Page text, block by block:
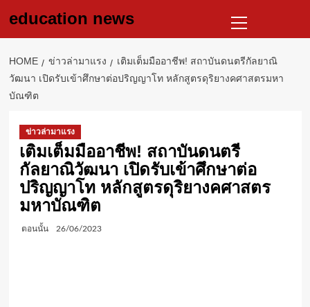
education news
Menu
HOME ข่าวล่ามาแรง
เติมเต็มมืออาชีพ! สถาบันดนตรีกัลยาณิ
วัฒนา เปิดรับเข้าศึกษาต่อปริญญาโท หลักสูตรดุริยางคศาสตรมหา
บัณฑิต
ข่าวล่ามาแรง
เติมเต็มมืออาชีพ! สถาบันดนตรี
กัลยาณิวัฒนา เปิดรับเข้าศึกษาต่อ
ปริญญาโท หลักสูตรดุริยางคศาสตร
มหาบัณฑิต
ตอนนั้น 26/06/2023